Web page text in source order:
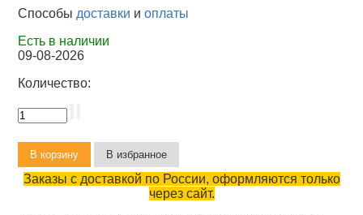
Способы доставки иоплаты
Есть в наличии
09-08-2026
Количество:
Заказы с доставкой по России, оформляются только
через сайт.